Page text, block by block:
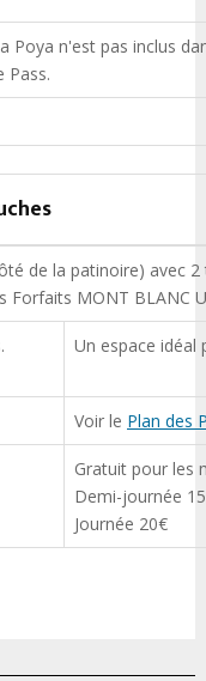
Poya n'est pas inclus
Pass.
de la patinoire) avec 2
Forfaits MONT BLANC
Un espace idéal
Voir le Plan des
Gratuit pour les
Demi-journée
Journée 20€